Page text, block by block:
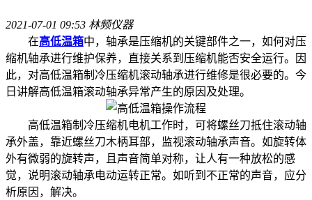
2021-07-01 09:53 林频仪器
在高低温箱中，轴承是压缩机的关键部件之一，如何对压
缩机轴承进行维护保养，直接关系到压缩机能否安全运行。因
此，对高低温箱制冷压缩机滚动轴承进行维修是很必要的。今
日讲解高低温箱滚动轴承异常产生的原因及处理。
高低温箱制冷压缩机电机工作时，可将螺丝刀抵住滚动轴
承外盖，靠近螺丝刀木柄耳部，监视滚动轴承声音。如旋转体
外有微弱的旋转声，且声音简单对称，让人有一种放松的感
觉，说明滚动轴承电动运转正常。如听到不正常的声音，应分
析原因，解决。